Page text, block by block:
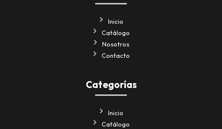
Inicio
Catálogo
Nosotros
Contacto
Categorías
Inicio
Catálogo